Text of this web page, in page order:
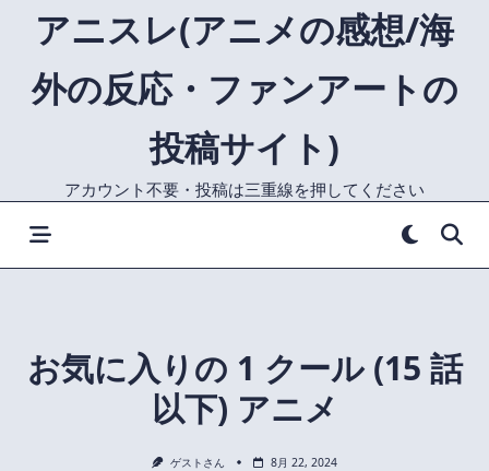
アニスレ(アニメの感想/海
外の反応・ファンアートの
投稿サイト)
アカウント不要・投稿は三重線を押してください
お気に入りの 1 クール (15 話
以下) アニメ
ゲストさん 8月 22, 2024